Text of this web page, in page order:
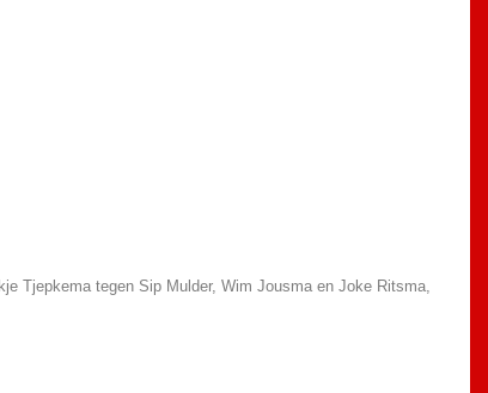
Tjepkema tegen Sip Mulder, Wim Jousma en Joke Ritsma,